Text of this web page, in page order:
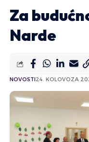
Za
Narde
NOVOSTI24. KOLOVOZA